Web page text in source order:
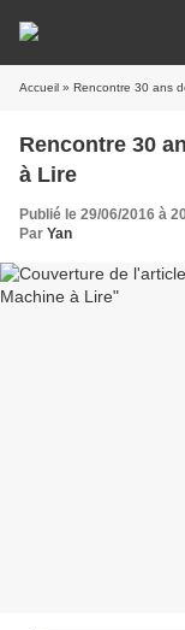
Accueil » Rencontre 30 ans
Rencontre 30
à Lire
Publié le 29/06/2016 à
Par Yan